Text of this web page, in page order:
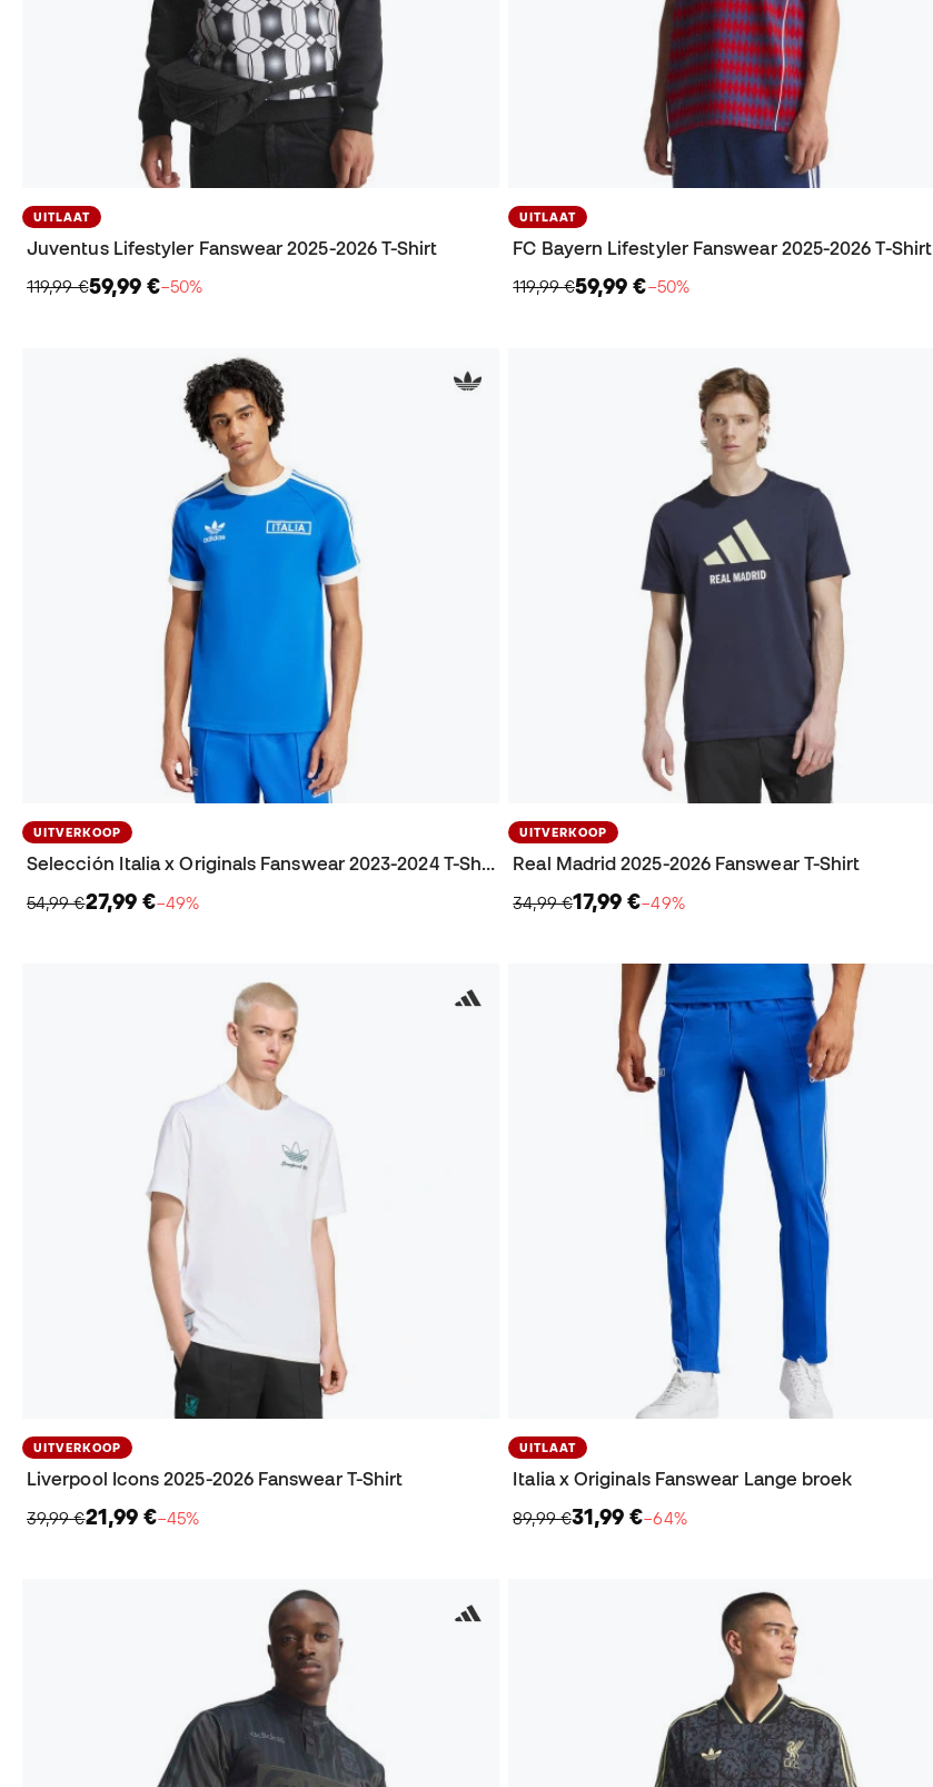
UITLAAT
Juventus Lifestyler Fanswear 2025-2026 T-Shirt
119,99 €59,99 €−50%
UITLAAT
FC Bayern Lifestyler Fanswear 2025-2026 T-Shirt
119,99 €59,99 €−50%
UITVERKOOP
Selección Italia x Originals Fanswear 2023-2024 T-Shirt
54,99 €27,99 €−49%
UITVERKOOP
Real Madrid 2025-2026 Fanswear T-Shirt
34,99 €17,99 €−49%
UITVERKOOP
Liverpool Icons 2025-2026 Fanswear T-Shirt
39,99 €21,99 €−45%
UITLAAT
Italia x Originals Fanswear Lange broek
89,99 €31,99 €−64%